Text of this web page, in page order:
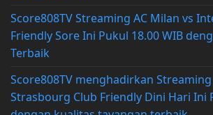
Score808TV Streaming AC Milan vs
Friendly Sore Ini Pukul 18.00 WIB
Terbaik
Score808TV menghadirkan
Strasbourg Club Friendly Dini Hari Ini